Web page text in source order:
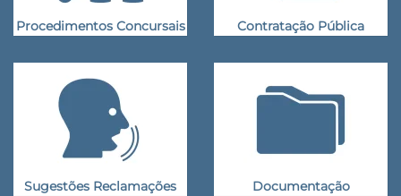
Procedimentos Concursais Contratação Pública
Sugestões Reclamações Documentação